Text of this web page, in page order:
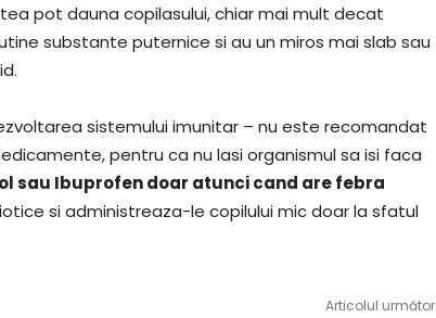
pot dauna copilasului, chiar mai mult decat
substante puternice si au un miros mai slab sau
sistemului imunitar – nu este recomandat
pentru ca nu lasi organismul sa isi faca
sau Ibuprofen doar atunci cand are febra
si administreaza-le copilului mic doar la sfatul
Articolul următor